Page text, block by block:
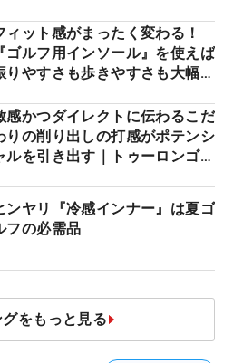
ィット感がまったく変わる！
『ゴルフ用インソール』を使えば
りやすさも歩きやすさも大幅に
感かつダイレクトに伝わるこだ
りの削り出しの打感がポテンシ
ルを引き出す｜トゥーロンゴル
ンヤリ『冷感インナー』は夏ゴ
フの必需品
をもっと見る